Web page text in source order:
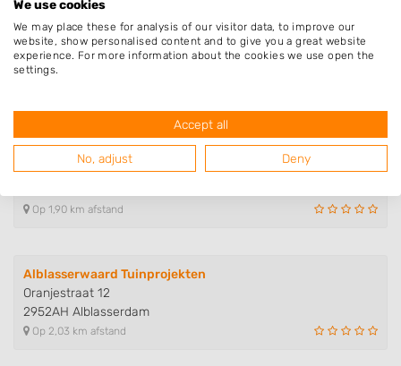
Van Gelder Tuinen
Havenhoofd 11
2989AE Ridderkerk
Steefs Tuinen
Grotenoord 24
Op 1,90 km afstand
Alblasserwaard Tuinprojekten
Oranjestraat 12
2952AH Alblasserdam
Op 2,03 km afstand
We use cookies
We may place these for analysis of our visitor data, to improve our
website, show personalised content and to give you a great website
experience. For more information about the cookies we use open the
settings.
Accept all
No, adjust Deny